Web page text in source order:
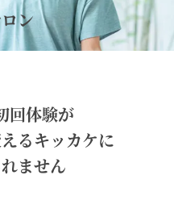
ン
回体験が
るキッカケに
ません